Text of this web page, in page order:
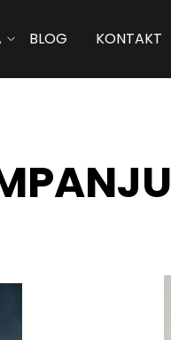
BLOG KONTAKT